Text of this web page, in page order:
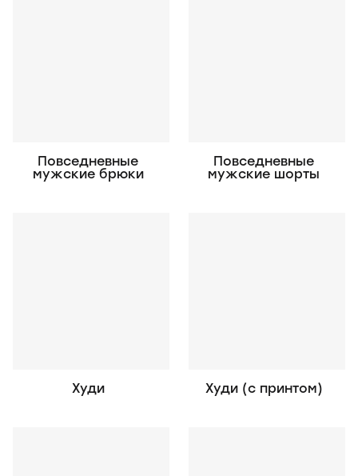
Повседневные
мужские брюки
Повседневные
мужские шорты
Худи Худи (с принтом)